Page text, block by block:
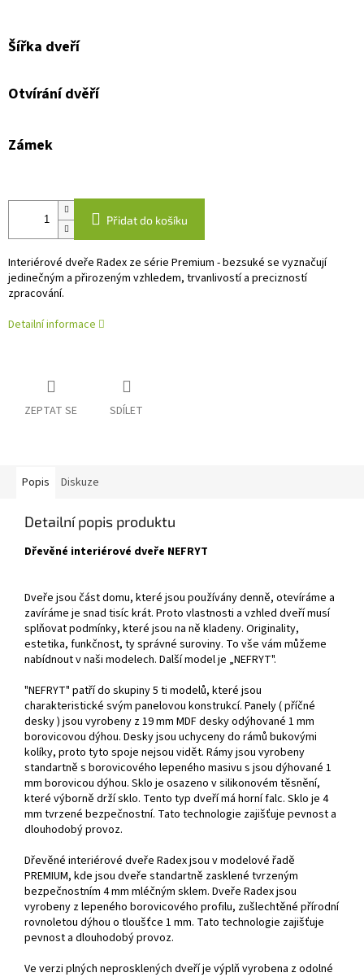
Šířka dveří
Otvírání dvěří
Zámek
Přidat do košíku
Interiérové dveře Radex ze série Premium - bezsuké se vyznačují
jedinečným a přirozeným vzhledem, trvanlivostí a precizností
zpracování.
Detailní informace
ZEPTAT SE SDÍLET
Popis Diskuze
Detailní popis produktu
Dřevěné interiérové dveře NEFRYT
Dveře jsou část domu, které jsou používány denně, otevíráme a
zavíráme je snad tisíc krát. Proto vlastnosti a vzhled dveří musí
splňovat podmínky, které jsou na ně kladeny. Originality,
estetika, funkčnost, ty správné suroviny. To vše vám můžeme
nabídnout v naši modelech. Další model je „NEFRYT".
"NEFRYT" patří do skupiny 5 ti modelů, které jsou
charakteristické svým panelovou konstrukcí. Panely ( příčné
desky ) jsou vyrobeny z 19 mm MDF desky odýhované 1 mm
borovicovou dýhou. Desky jsou uchyceny do rámů bukovými
kolíky, proto tyto spoje nejsou vidět. Rámy jsou vyrobeny
standartně s borovicového lepeného masivu s jsou dýhované 1
mm borovicou dýhou. Sklo je osazeno v silikonovém těsnění,
které výborně drží sklo. Tento typ dveří má horní falc. Sklo je 4
mm tvrzené bezpečnostní. Tato technologie zajišťuje pevnost a
dlouhodobý provoz.
Dřevěné interiérové dveře Radex jsou v modelové řadě
PREMIUM, kde jsou dveře standartně zasklené tvrzeným
bezpečnostním 4 mm mléčným sklem. Dveře Radex jsou
vyrobeny z lepeného borovicového profilu, zušlechtěné přírodní
rovnoletou dýhou o tloušťce 1 mm. Tato technologie zajišťuje
pevnost a dlouhodobý provoz.
Ve verzi plných neprosklených dveří je výplň vyrobena z odolné